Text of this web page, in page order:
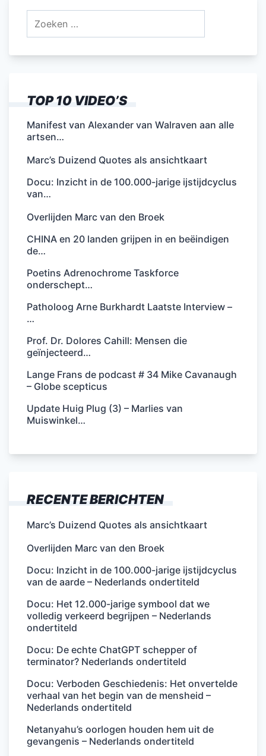
TOP 10 VIDEO’S
Manifest van Alexander van Walraven aan alle
artsen…
Marc’s Duizend Quotes als ansichtkaart
Docu: Inzicht in de 100.000-jarige ijstijdcyclus
van…
Overlijden Marc van den Broek
CHINA en 20 landen grijpen in en beëindigen
de…
Poetins Adrenochrome Taskforce
onderschept…
Patholoog Arne Burkhardt Laatste Interview –
…
Prof. Dr. Dolores Cahill: Mensen die
geïnjecteerd…
Lange Frans de podcast # 34 Mike Cavanaugh
– Globe scepticus
Update Huig Plug (3) – Marlies van
Muiswinkel…
RECENTE BERICHTEN
Marc’s Duizend Quotes als ansichtkaart
Overlijden Marc van den Broek
Docu: Inzicht in de 100.000-jarige ijstijdcyclus
van de aarde – Nederlands ondertiteld
Docu: Het 12.000-jarige symbool dat we
volledig verkeerd begrijpen – Nederlands
ondertiteld
Docu: De echte ChatGPT schepper of
terminator? Nederlands ondertiteld
Docu: Verboden Geschiedenis: Het onvertelde
verhaal van het begin van de mensheid –
Nederlands ondertiteld
Netanyahu’s oorlogen houden hem uit de
gevangenis – Nederlands ondertiteld